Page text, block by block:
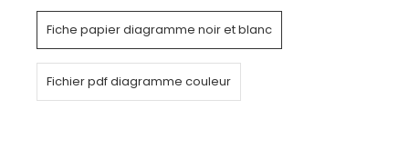
Fiche papier diagramme noir et blanc
Fichier pdf diagramme couleur